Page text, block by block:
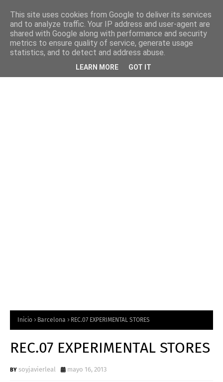
Inicio Barcelona REC.07 EXPERIMENTAL STORES
REC.07 EXPERIMENTAL STORES
soyjavierleal mayo 16, 2013
This site uses cookies from Google to deliver its services
and to analyze traffic. Your IP address and user-agent are
shared with Google along with performance and security
metrics to ensure quality of service, generate usage
statistics, and to detect and address abuse.
LEARN MORE GOT IT